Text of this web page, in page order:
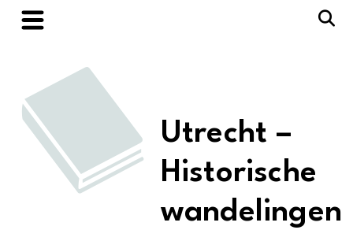
Utrecht –
Historische
wandelingen